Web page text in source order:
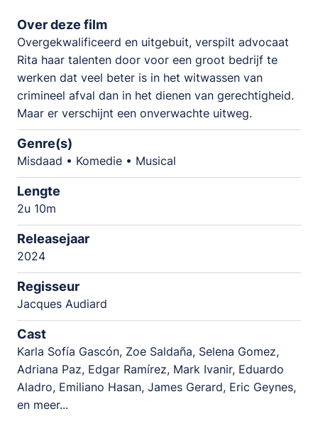
Over deze film
Overgekwalificeerd en uitgebuit, verspilt advocaat
Rita haar talenten door voor een groot bedrijf te
werken dat veel beter is in het witwassen van
crimineel afval dan in het dienen van gerechtigheid.
Maar er verschijnt een onverwachte uitweg.
Genre(s)
Misdaad • Komedie • Musical
Lengte
2u 10m
Releasejaar
2024
Regisseur
Jacques Audiard
Cast
Karla Sofía Gascón, Zoe Saldaña, Selena Gomez,
Adriana Paz, Edgar Ramírez, Mark Ivanir, Eduardo
Aladro, Emiliano Hasan, James Gerard, Eric Geynes,
en meer...